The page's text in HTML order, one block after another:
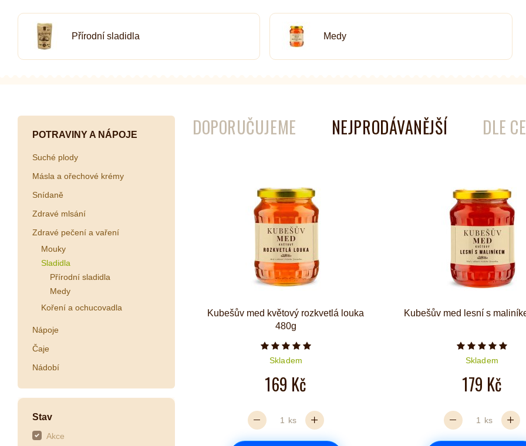
Kombuchy
Porcované
Láhve
Přírodní sladidla Medy
POTRAVINY A NÁPOJE
Suché plody
Másla a ořechové krémy
Snídaně
Zdravé mlsání
Zdravé pečení a vaření
Mouky
Sladidla
Přírodní sladidla
Medy
Koření a ochucovadla
Nápoje
Čaje
Nádobí
Stav
Akce
DOPORUČUJEME NEJPRODÁVANĚJŠÍ DLE
Kubešův med květový rozkvetlá louka
480g
Počet hvězdiček je 5 z 5
Skladem
169 Kč
ks
Kubešův med lesní s
Počet
Skladem
179 Kč
ks